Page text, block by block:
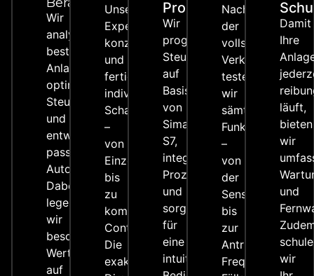
Wir
analysieren
bestehende
Anlagen,
optimieren
Steuerungsprozesse
und
entwickeln
passgenaue
Automatisierungskonzepte.
Dabei
legen
wir
besonderen
Wert
auf
Unsere
Experten
konzipieren
und
fertigen
individuelle
Schaltschränke
–
von
Einzelschränken
bis
zu
komplexen
Containerlösungen.
Die
exakte
Prozessvisualisierung
Wir
programmieren
Steuerungssysteme
auf
Basis
von
Simatic
S7,
integrieren
Prozessvisualisierungen
und
sorgen
für
eine
intuitive
Nach
der
vollständigen
Verkabelung
testen
wir
sämtliche
Funktionen
–
von
der
Sensorik
bis
zur
Damit
Ihre
läuft,
bieten
wir
und
wir